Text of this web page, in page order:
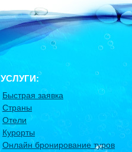
УСЛУГИ:
Быстрая заявка
Страны
Отели
Курорты
Онлайн бронирование туров